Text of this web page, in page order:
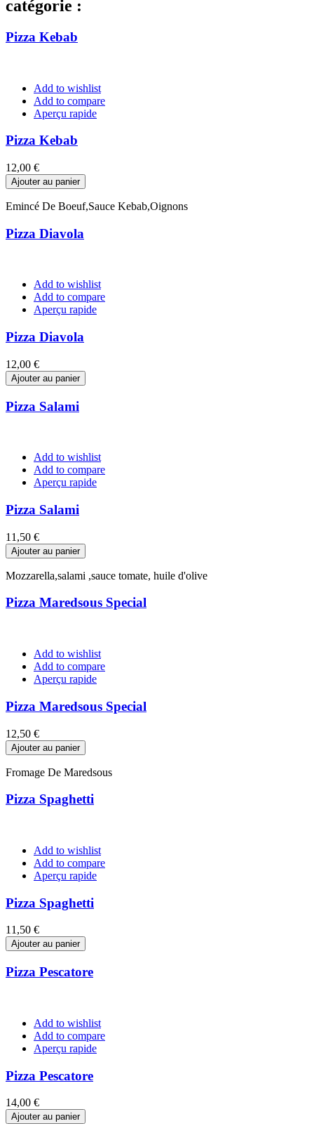
catégorie :
Pizza Kebab
Add to wishlist
Add to compare
Aperçu rapide
Pizza Kebab
Prix
12,00 €
Ajouter au panier
Emincé De Boeuf,Sauce Kebab,Oignons
Pizza Diavola
Add to wishlist
Add to compare
Aperçu rapide
Pizza Diavola
Prix
12,00 €
Ajouter au panier
Pizza Salami
Add to wishlist
Add to compare
Aperçu rapide
Pizza Salami
Prix
11,50 €
Ajouter au panier
Mozzarella,salami ,sauce tomate, huile d'olive
Pizza Maredsous Special
Add to wishlist
Add to compare
Aperçu rapide
Pizza Maredsous Special
Prix
12,50 €
Ajouter au panier
Fromage De Maredsous
Pizza Spaghetti
Add to wishlist
Add to compare
Aperçu rapide
Pizza Spaghetti
Prix
11,50 €
Ajouter au panier
Pizza Pescatore
Add to wishlist
Add to compare
Aperçu rapide
Pizza Pescatore
Prix
14,00 €
Ajouter au panier